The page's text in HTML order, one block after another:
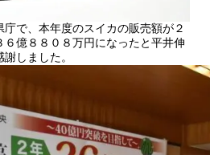
庁で、本年度のスイカの販売額が２
億８８０８万円になったと平井伸
しました。